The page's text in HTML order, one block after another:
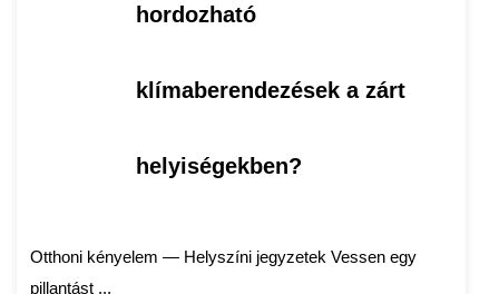
hordozható
klímaberendezések a zárt
helyiségekben?
Otthoni kényelem — Helyszíni jegyzetek Vessen egy
pillantást ...